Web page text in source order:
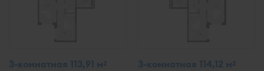
3-комнатная 113,91 м2 3-комнатная 114,12 м2